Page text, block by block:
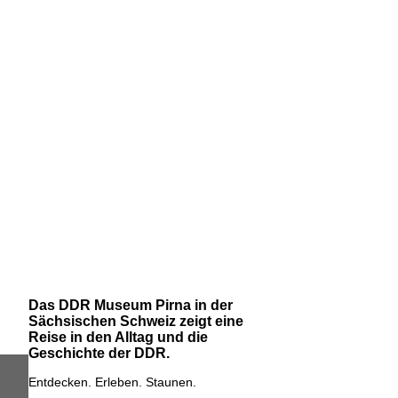
Das DDR Museum Pirna in der
Sächsischen Schweiz zeigt eine
Reise in den Alltag und die
Geschichte der DDR.
Entdecken. Erleben. Staunen.